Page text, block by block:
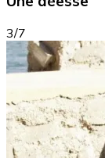
3/7